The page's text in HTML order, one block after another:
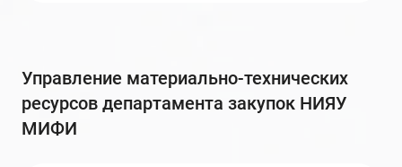
управление материально-технических
ресурсов департамента закупок НИЯУ
МИФИ